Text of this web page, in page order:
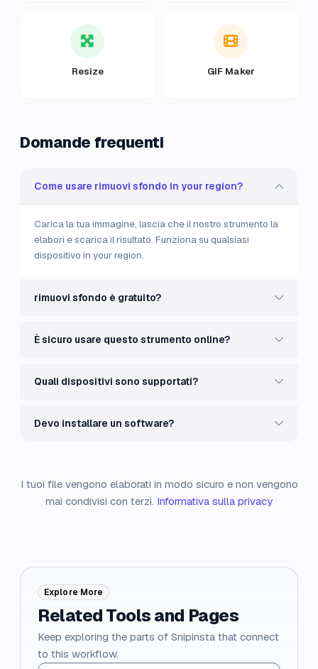
Resize GIF Maker
Domande frequenti
Come usare rimuovi sfondo in your region?
Carica la tua immagine, lascia che il nostro strumento la
elabori e scarica il risultato. Funziona su qualsiasi
dispositivo in your region.
rimuovi sfondo è gratuito?
È sicuro usare questo strumento online?
Quali dispositivi sono supportati?
Devo installare un software?
I tuoi file vengono elaborati in modo sicuro e non vengono
mai condivisi con terzi. Informativa sulla privacy
Explore More
Related Tools and Pages
Keep exploring the parts of Snipinsta that connect
to this workflow.